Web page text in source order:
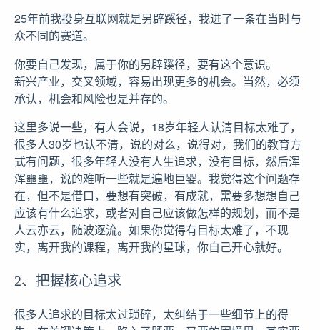
25年前我投身互联网就是另辟蹊径，我进了一条在当时与
众不同的赛道。
你要自己发现，属于你的另辟蹊径，要有这个意识。
新兴产业，交叉领域，容易出现更多的机会。当然，必须
承认，机会和风险也是并存的。
这里多说一些，有人会说，18岁年轻人认清目标太难了，
很多人30岁也认不清，说的对么，说得对，我们的教育方
式有问题，很多年轻人没有人生追求，没有目标，然后浑
浑噩噩，说的难听一些就是遍地巨婴。我觉得这个问题存
在，但不是借口，要想有突破，有成就，需要多想想自己
应该有什么追求，或者对自己应该做怎样的规划，而不是
人云亦云，随波逐流。如果你觉得有目标太难了，不现
实，离开我的课程，离开我的星球，你自己开心就好。
2、把握核心追求
很多人追求的目标太过琐碎，太纠结于一些细节上的得